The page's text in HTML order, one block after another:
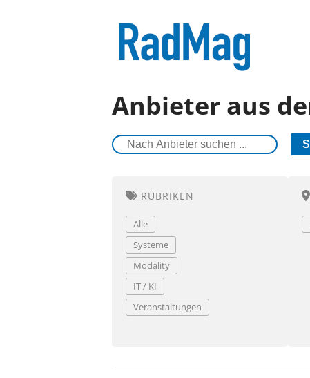
Anbieter aus
RUBRIKEN
Alle
Systeme
Modality
IT / KI
Veranstaltungen